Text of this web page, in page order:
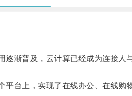
普及，云计算已经成为连接人
台上，实现了在线办公、在线购